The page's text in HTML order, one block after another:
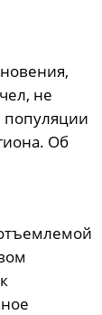
не
популяции
Об